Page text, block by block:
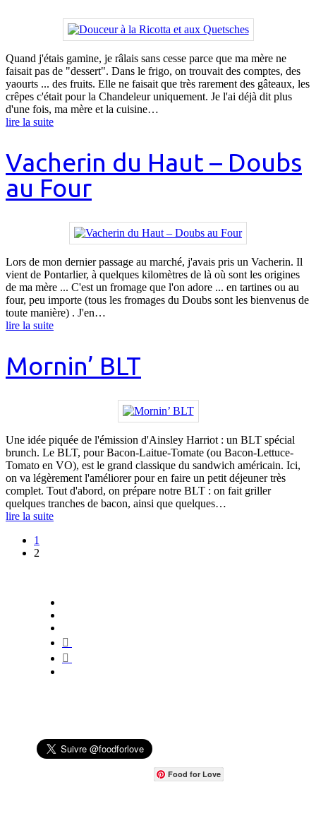
Quand j'étais gamine, je râlais sans cesse parce que ma mère ne
faisait pas de "dessert". Dans le frigo, on trouvait des comptes, des
yaourts ... des fruits. Elle ne faisait que très rarement des gâteaux, les
crêpes c'était pour la Chandeleur uniquement. Je l'ai déjà dit plus
d'une fois, ma mère et la cuisine…
lire la suite
Vacherin du Haut – Doubs
au Four
Lors de mon dernier passage au marché, j'avais pris un Vacherin. Il
vient de Pontarlier, à quelques kilomètres de là où sont les origines
de ma mère ... C'est un fromage que l'on adore ... en tartines ou au
four, peu importe (tous les fromages du Doubs sont les bienvenus de
toute manière) . J'en…
lire la suite
Mornin’ BLT
Une idée piquée de l'émission d'Ainsley Harriot : un BLT spécial
brunch. Le BLT, pour Bacon-Laitue-Tomate (ou Bacon-Lettuce-
Tomato en VO), est le grand classique du sandwich américain. Ici,
on va légèrement l'améliorer pour en faire un petit déjeuner très
complet. Tout d'abord, on prépare notre BLT : on fait griller
quelques tranches de bacon, ainsi que quelques…
lire la suite
1
2
Food for Love